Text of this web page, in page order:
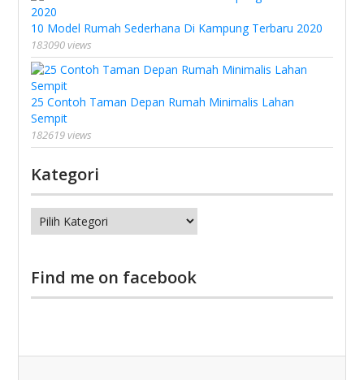
10 Model Rumah Sederhana Di Kampung Terbaru 2020
183090 views
25 Contoh Taman Depan Rumah Minimalis Lahan
Sempit
182619 views
Kategori
Kategori
Find me on facebook